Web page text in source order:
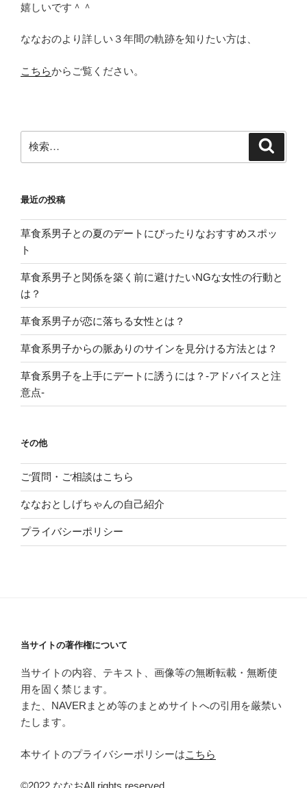
嬉しいです＾＾
ななおのより詳しい３年間の軌跡を知りたい方は、
こちらからご覧ください。
索:
最近の投稿
草食系男子との夏のデートにぴったりなおすすめスポッ
ト
草食系男子と関係を築く前に避けたいNGな女性の行動と
は？
草食系男子が恋に落ちる女性とは？
草食系男子からの脈ありのサインを見分ける方法とは？
草食系男子を上手にデートに誘うには？-アドバイスと注
意点-
その他
ご質問・ご相談はこちら
ななおとしげちゃんの自己紹介
プライバシーポリシー
当サイトの著作権について
当サイトの内容、テキスト、画像等の無断転載・無断使
用を固く禁じます。
また、NAVERまとめ等のまとめサイトへの引用を厳禁い
たします。
本サイトのプライバシーポリシーはこちら
©2022 ななおAll rights reserved